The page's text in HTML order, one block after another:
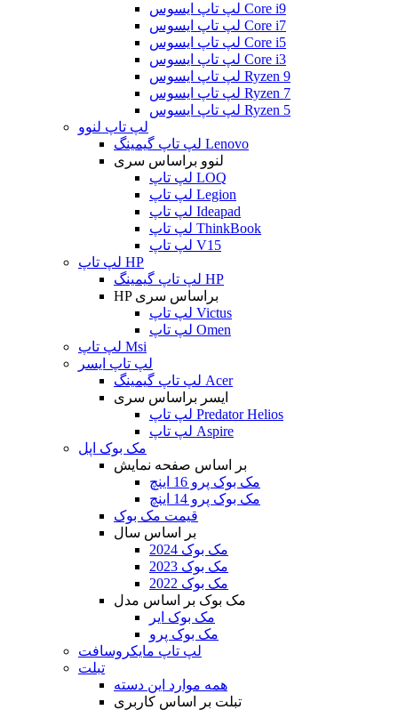
لپ تاپ ایسوس Core i9
لپ تاپ ایسوس Core i7
لپ تاپ ایسوس Core i5
لپ تاپ ایسوس Core i3
لپ تاپ ایسوس Ryzen 9
لپ تاپ ایسوس Ryzen 7
لپ تاپ ایسوس Ryzen 5
لپ تاپ لنوو
لپ تاپ گیمینگ Lenovo
لنوو براساس سری
لپ تاپ LOQ
لپ تاپ Legion
لپ تاپ Ideapad
لپ تاپ ThinkBook
لپ تاپ V15
لپ تاپ HP
لپ تاپ گیمینگ HP
HP براساس سری
لپ تاپ Victus
لپ تاپ Omen
لپ تاپ Msi
لپ تاپ ایسر
لپ تاپ گیمینگ Acer
ایسر براساس سری
لپ تاپ Predator Helios
لپ تاپ Aspire
مک بوک اپل
بر اساس صفحه نمایش
مک بوک پرو 16 اینچ
مک بوک پرو 14 اینچ
قیمت مک بوک
بر اساس سال
مک بوک 2024
مک بوک 2023
مک بوک 2022
مک بوک بر اساس مدل
مک بوک ایر
مک بوک پرو
لپ تاپ مایکروسافت
تبلت
همه موارد این دسته
تبلت بر اساس کاربری